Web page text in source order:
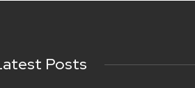
Posts